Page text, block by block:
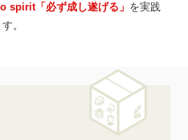
spirit「必ず成し遂げる」 を実践
。